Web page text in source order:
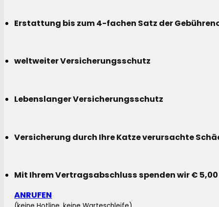
Erstattung bis zum 4-fachen Satz der
weltweiter Versicherungsschutz
Lebenslanger Versicherungsschutz
Versicherung durch Ihre Katze verursachte
Mit Ihrem Vertragsabschluss spenden wir €
ANRUFEN